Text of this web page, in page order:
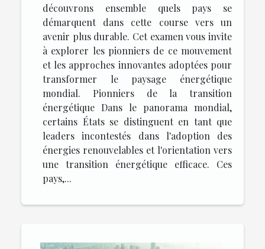
découvrons ensemble quels pays se
démarquent dans cette course vers un
avenir plus durable. Cet examen vous invite
à explorer les pionniers de ce mouvement
et les approches innovantes adoptées pour
transformer le paysage énergétique
mondial. Pionniers de la transition
énergétique Dans le panorama mondial,
certains États se distinguent en tant que
leaders incontestés dans l'adoption des
énergies renouvelables et l'orientation vers
une transition énergétique efficace. Ces
pays,...